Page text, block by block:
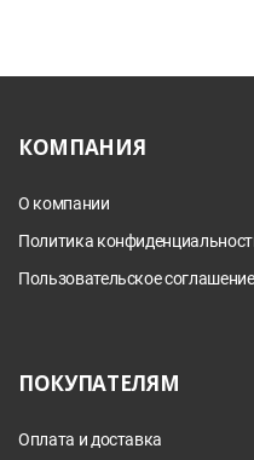
КОМПАНИЯ
О компании
Политика
Пользовательское соглашение
ПОКУПАТЕЛЯМ
Оплата и доставка